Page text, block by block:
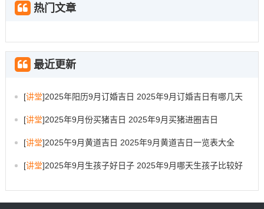
热门文章
最近更新
[讲堂]2025年阳历9月订婚吉日 2025年9月订婚吉日有哪几天
[讲堂]2025年9月份买猪吉日 2025年9月买猪进圈吉日
[讲堂]2025午9月黄道吉日 2025年9月黄道吉日一览表大全
[讲堂]2025年9月生孩子好日子 2025年9月哪天生孩子比较好